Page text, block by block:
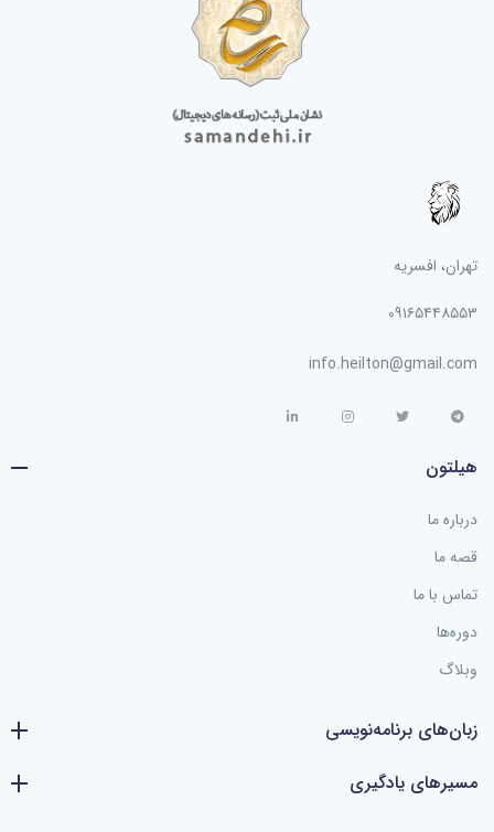
تهران، افسریه
۰۹۱۶۵۴۴۸۵۵۳
info.heilton@gmail.com
هیلتون
درباره ما
قصه ما
تماس با ما
دوره‌ها
وبلاگ
زبان‌های برنامه‌نویسی
مسیرهای یادگیری